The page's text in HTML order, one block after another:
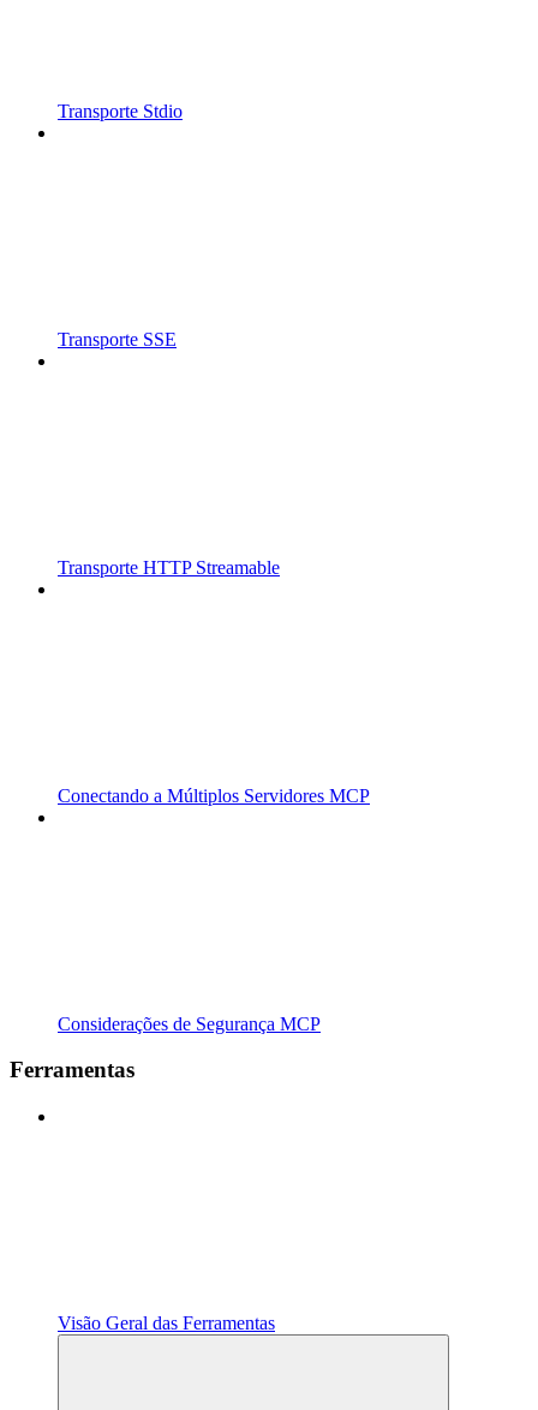
Transporte Stdio
Transporte SSE
Transporte HTTP Streamable
Conectando a Múltiplos Servidores MCP
Considerações de Segurança MCP
Ferramentas
Visão Geral das Ferramentas